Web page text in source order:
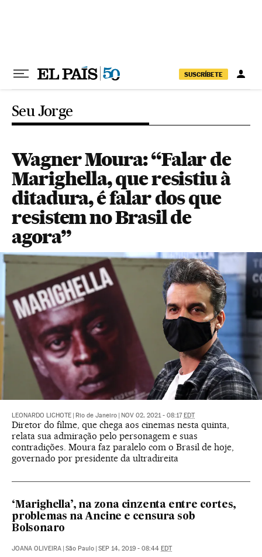
SUSCRÍBETE
Seu Jorge
Wagner Moura: “Falar de
Marighella, que resistiu à
ditadura, é falar dos que
resistem no Brasil de
agora”
LEONARDO LICHOTE Rio de Janeiro NOV 02, 2021 - 08:17 EDT
Diretor do filme, que chega aos cinemas nesta quinta,
relata sua admiração pelo personagem e suas
contradições. Moura faz paralelo com o Brasil de hoje,
governado por presidente da ultradireita
‘Marighella’, na zona cinzenta entre cortes,
problemas na Ancine e censura sob
Bolsonaro
JOANA OLIVEIRA São Paulo SEP 14, 2019 - 08:44 EDT